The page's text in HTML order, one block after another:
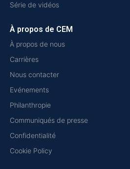
Série de vidéos
À propos de CEM
À propos de nous
Carrières
Nous contacter
Evénements
Philanthropie
Communiqués de presse
Confidentialité
Cookie Policy